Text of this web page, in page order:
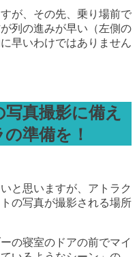
が、その先、乗り場前で
列の進みが早い（左側の
早いわけではありません
真撮影に備え
準備を！
と思いますが、アトラク
の写真が撮影される場所
の寝室のドアの前でマイ